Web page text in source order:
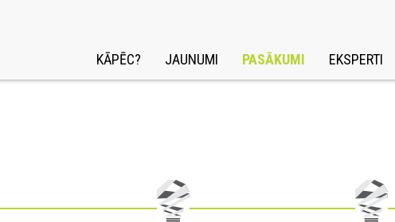
KĀPĒC? JAUNUMI PASĀKUMI EKSPERTI